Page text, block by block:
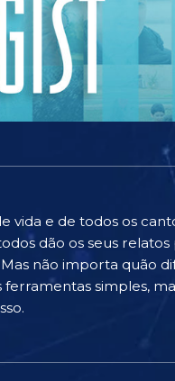
vida e de todos os
dão os seus
não importa quão
simples,